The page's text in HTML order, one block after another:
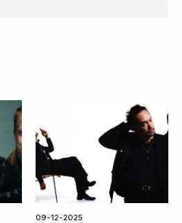
09-12-2025